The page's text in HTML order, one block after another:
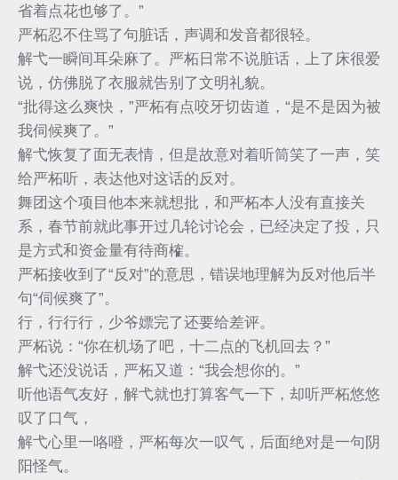
省着点花也够了。”
严柘忍不住骂了句脏话，声调和发音都很轻。
解弋一瞬间耳朵麻了。严柘日常不说脏话，上了床很爱
说，仿佛脱了衣服就告别了文明礼貌。
“批得这么爽快，”严柘有点咬牙切齿道，“是不是因为被
我伺候爽了。”
解弋恢复了面无表情，但是故意对着听筒笑了一声，笑
给严柘听，表达他对这话的反对。
舞团这个项目他本来就想批，和严柘本人没有直接关
系，春节前就此事开过几轮讨论会，已经决定了投，只
是方式和资金量有待商榷。
严柘接收到了“反对”的意思，错误地理解为反对他后半
句“伺候爽了”。
行，行行行，少爷嫖完了还要给差评。
严柘说：“你在机场了吧，十二点的飞机回去？”
解弋还没说话，严柘又道：“我会想你的。”
听他语气友好，解弋就也打算客气一下，却听严柘悠悠
叹了口气，
解弋心里一咯噔，严柘每次一叹气，后面绝对是一句阴
阳怪气。